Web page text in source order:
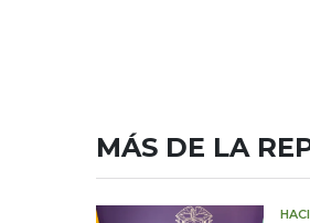
MÁS DE LA